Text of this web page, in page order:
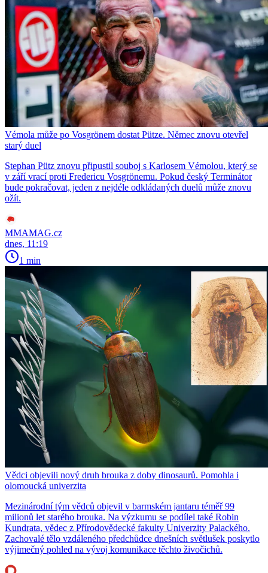
Vémola může po Vosgrönem dostat Pütze. Němec znovu otevřel
starý duel
Stephan Pütz znovu připustil souboj s Karlosem Vémolou, který se
v září vrací proti Fredericu Vosgrönemu. Pokud český Terminátor
bude pokračovat, jeden z nejdéle odkládaných duelů může znovu
ožít.
MMAMAG.cz
dnes, 11:19
1 min
Vědci objevili nový druh brouka z doby dinosaurů. Pomohla i
olomoucká univerzita
Mezinárodní tým vědců objevil v barmském jantaru téměř 99
milionů let starého brouka. Na výzkumu se podílel také Robin
Kundrata, vědec z Přírodovědecké fakulty Univerzity Palackého.
Zachovalé tělo vzdáleného předchůdce dnešních světlušek poskytlo
výjimečný pohled na vývoj komunikace těchto živočichů.